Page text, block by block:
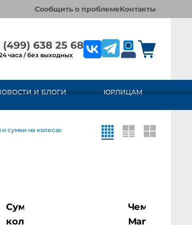
сообщить о проблеме контакты
(499) 638 25 68
часа / без выходных
И БЛОГИ ЮРЛИЦАМ
сумки на колесах
Сумка на
колесах
Чемодан
Manfrotto